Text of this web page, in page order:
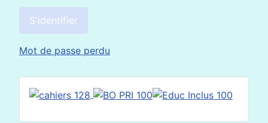
S'identifier
Mot de passe perdu